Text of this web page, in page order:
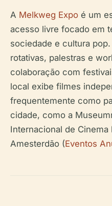
A Melkweg Expo é um
acesso livre focado em
sociedade e cultura
rotativas, palestras e
colaboração com
local exibe filmes
frequentemente como
cidade, como a
Internacional de Cinema
Amesterdão (Eventos